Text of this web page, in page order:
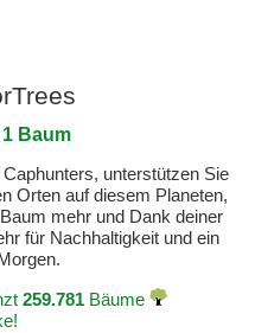
1 Baum
unterstützen Sie
Orten auf diesem Planeten,
mehr und Dank deiner
für Nachhaltigkeit und ein
259.781Bäume